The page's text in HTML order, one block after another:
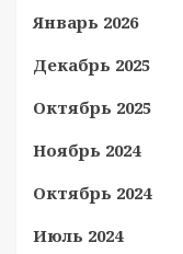
Январь 2026
Декабрь 2025
Октябрь 2025
Ноябрь 2024
Октябрь 2024
Июль 2024